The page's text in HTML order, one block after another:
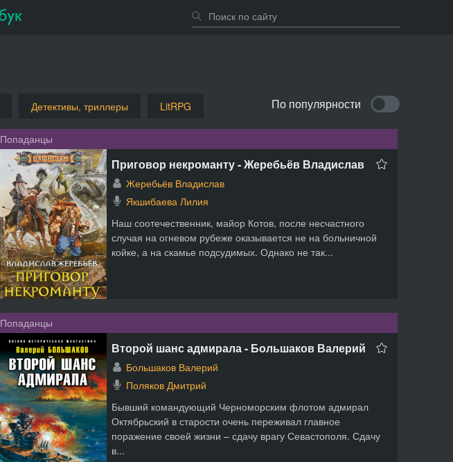
Детективы, триллеры LitRPG По популярности
Попаданцы
Приговор некроманту - Жеребьёв Владислав
Жеребьёв Владислав
Якшибаева Лилия
Наш соотечественник, майор Котов, после несчастного
случая на огневом рубеже оказывается не на больничной
койке, а на скамье подсудимых. Однако не так...
Попаданцы
Второй шанс адмирала - Большаков Валерий
Большаков Валерий
Поляков Дмитрий
Бывший командующий Черноморским флотом адмирал
Октябрьский в старости очень переживал главное
поражение своей жизни – сдачу врагу Севастополя. Сдачу
в...